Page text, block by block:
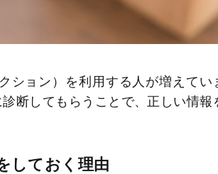
ション）を利用する人が増えてい
断してもらうことで、正しい情報
しておく理由